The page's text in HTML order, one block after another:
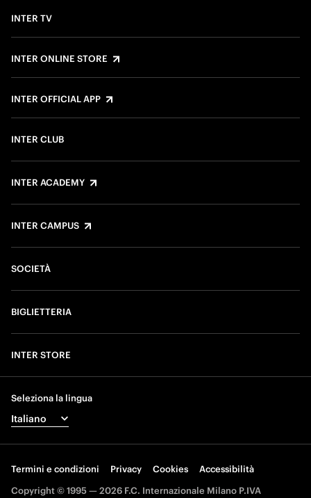
INTER TV
INTER ONLINE STORE
INTER OFFICIAL APP
INTER CLUB
INTER ACADEMY
INTER CAMPUS
SOCIETÀ
BIGLIETTERIA
INTER STORE
Seleziona la lingua
Termini e condizioni Privacy Cookies
Accessibilità
Copyright © 1995 — 2026 F.C. Internazionale Milano P.IVA